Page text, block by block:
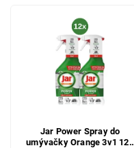
Jar Power Spray do
umývačky Orange 3v1 12x